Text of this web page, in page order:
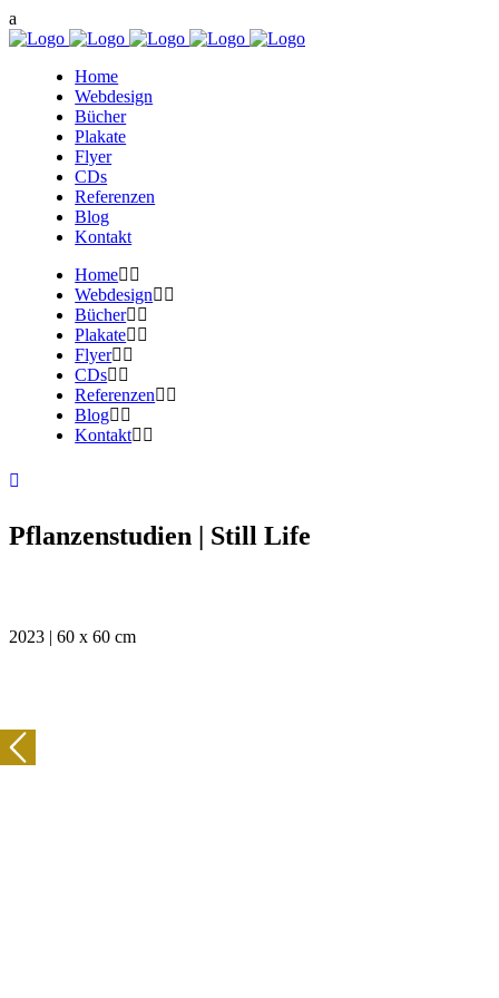
Home
Webdesign
Bücher
Plakate
Flyer
CDs
Referenzen
Blog
Kontakt
Home
Webdesign
Bücher
Plakate
Flyer
CDs
Referenzen
Blog
Kontakt
Pflanzenstudien | Still Life
2023 | 60 x 60 cm